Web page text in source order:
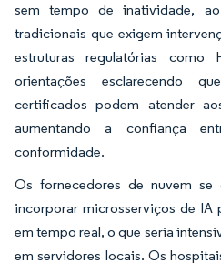
sem tempo de inatividade,
tradicionais que exigem
estruturas regulatórias como
orientações esclarecendo
certificados podem atender
aumentando a confiança
conformidade.
Os fornecedores de nuvem
incorporar microsserviços de IA
em tempo real, o que seria
em servidores locais. Os